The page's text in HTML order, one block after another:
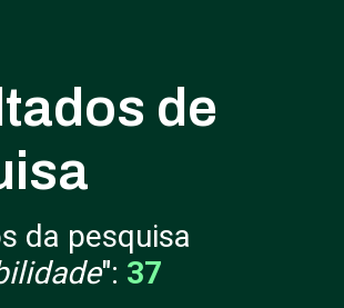
de
da pesquisa
": 37